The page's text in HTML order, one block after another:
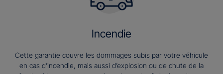
Incendie
Cette garantie couvre les dommages subis par votre véhicule
en cas d’incendie, mais aussi d’explosion ou de chute de la